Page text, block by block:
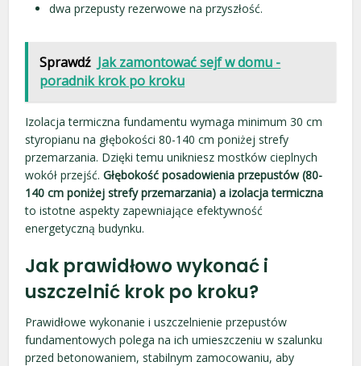
dwa przepusty rezerwowe na przyszłość.
Sprawdź Jak zamontować sejf w domu -
poradnik krok po kroku
Izolacja termiczna fundamentu wymaga minimum 30 cm
styropianu na głębokości 80-140 cm poniżej strefy
przemarzania. Dzięki temu unikniesz mostków cieplnych
wokół przejść.Głębokość posadowienia przepustów (80-
140 cm poniżej strefy przemarzania) a izolacja termiczna
to istotne aspekty zapewniające efektywność
energetyczną budynku.
Jak prawidłowo wykonać i
uszczelnić krok po kroku?
Prawidłowe wykonanie i uszczelnienie przepustów
fundamentowych polega na ich umieszczeniu w szalunku
przed betonowaniem, stabilnym zamocowaniu, aby